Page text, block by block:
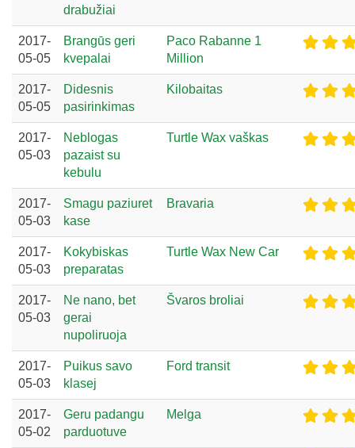
drabužiai
2017-
05-05
Brangūs geri
kvepalai
Paco Rabanne 1
Million
2017-
05-05
Didesnis
pasirinkimas
Kilobaitas
2017-
05-03
Neblogas
pazaist su
kebulu
Turtle Wax vaškas
2017-
05-03
Smagu paziuret
kase
Bravaria
2017-
05-03
Kokybiskas
preparatas
Turtle Wax New Car
2017-
05-03
Ne nano, bet
gerai
nupoliruoja
Švaros broliai
2017-
05-03
Puikus savo
klasej
Ford transit
2017-
05-02
Geru padangu
parduotuve
Melga